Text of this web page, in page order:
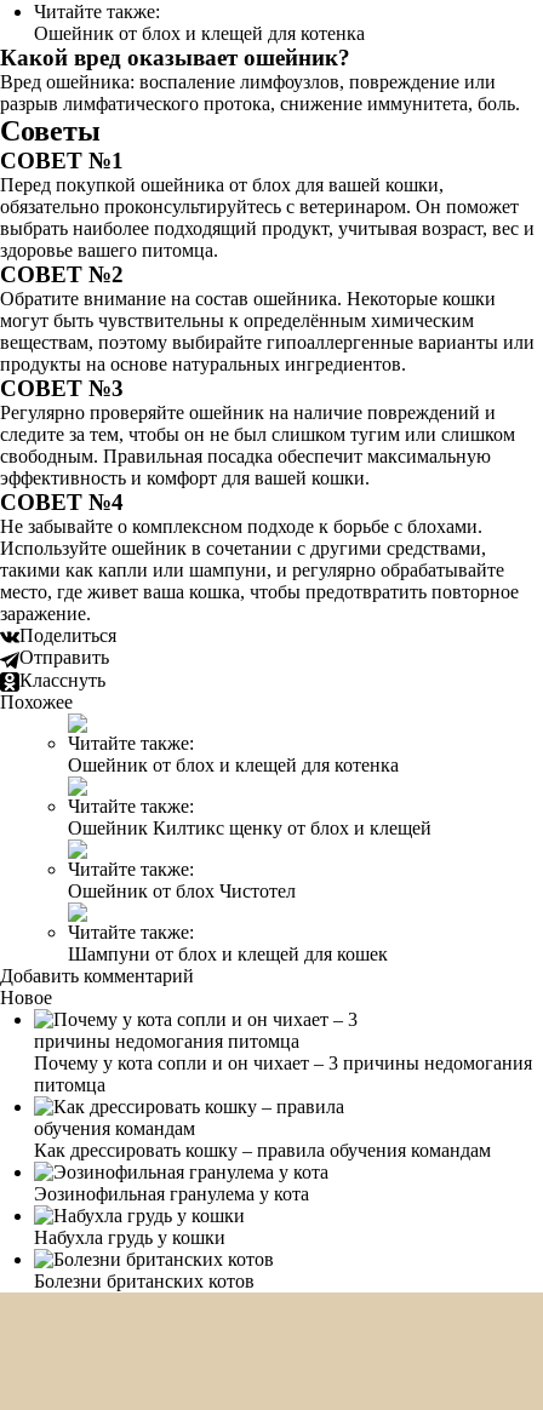
Читайте также:
Ошейник от блох и клещей для котенка
Какой вред оказывает ошейник?
Вред ошейника: воспаление лимфоузлов, повреждение или
разрыв лимфатического протока, снижение иммунитета, боль.
Советы
СОВЕТ №1
Перед покупкой ошейника от блох для вашей кошки,
обязательно проконсультируйтесь с ветеринаром. Он поможет
выбрать наиболее подходящий продукт, учитывая возраст, вес и
здоровье вашего питомца.
СОВЕТ №2
Обратите внимание на состав ошейника. Некоторые кошки
могут быть чувствительны к определённым химическим
веществам, поэтому выбирайте гипоаллергенные варианты или
продукты на основе натуральных ингредиентов.
СОВЕТ №3
Регулярно проверяйте ошейник на наличие повреждений и
следите за тем, чтобы он не был слишком тугим или слишком
свободным. Правильная посадка обеспечит максимальную
эффективность и комфорт для вашей кошки.
СОВЕТ №4
Не забывайте о комплексном подходе к борьбе с блохами.
Используйте ошейник в сочетании с другими средствами,
такими как капли или шампуни, и регулярно обрабатывайте
место, где живет ваша кошка, чтобы предотвратить повторное
заражение.
Поделиться
Отправить
Класснуть
Похожее
Читайте также:
Ошейник от блох и клещей для котенка
Читайте также:
Ошейник Килтикс щенку от блох и клещей
Читайте также:
Ошейник от блох Чистотел
Читайте также:
Шампуни от блох и клещей для кошек
Добавить комментарий
Новое
Почему у кота сопли и он чихает – 3 причины недомогания
питомца
Как дрессировать кошку – правила обучения командам
Эозинофильная гранулема у кота
Набухла грудь у кошки
Болезни британских котов